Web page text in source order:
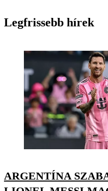
Legfrissebb hírek
ARGENTÍNA